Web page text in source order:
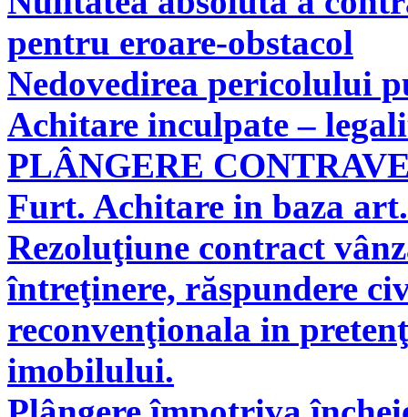
pentru eroare-obstacol
Nedovedirea pericolului
Achitare inculpate –
PLÂNGERE
Furt. Achitare in baza
Rezoluţiune contract
întreţinere, răspundere
reconvenţionala in
imobilului.